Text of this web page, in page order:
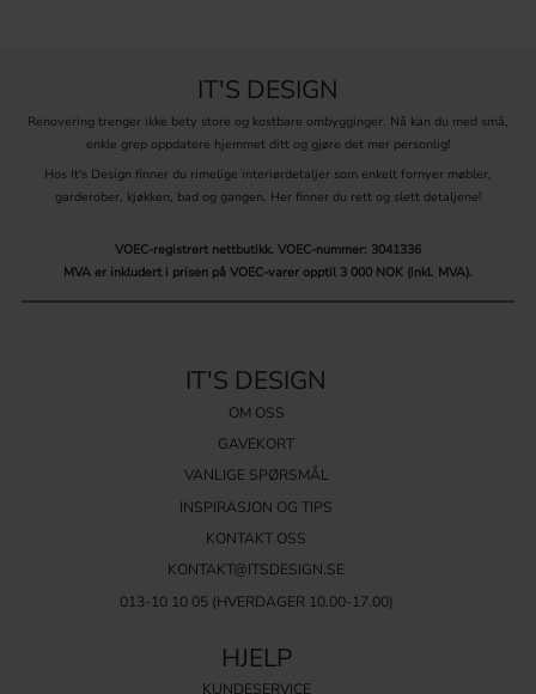
IT'S DESIGN
Renovering trenger ikke bety store og kostbare ombygginger. Nå kan du med små,
enkle grep oppdatere hjemmet ditt og gjøre det mer personlig!
Hos It's Design finner du rimelige interiørdetaljer som enkelt fornyer møbler,
garderober, kjøkken, bad og gangen. Her finner du rett og slett detaljene!
VOEC-registrert nettbutikk. VOEC-nummer: 3041336
MVA er inkludert i prisen på VOEC-varer opptil 3 000 NOK (inkl. MVA).
IT'S DESIGN
OM OSS
GAVEKORT
VANLIGE SPØRSMÅL
INSPIRASJON OG TIPS
KONTAKT OSS
KONTAKT@ITSDESIGN.SE
013-10 10 05(HVERDAGER 10.00-17.00)
HJELP
KUNDESERVICE